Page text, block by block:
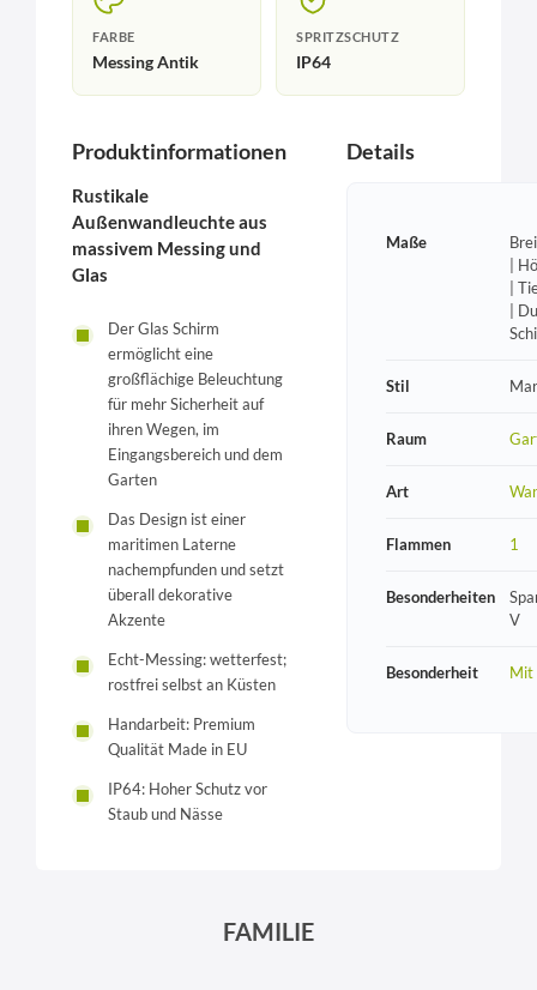
FARBE
Messing Antik
SPRITZSCHUTZ
IP64
Produktinformationen
Rustikale
Außenwandleuchte aus
massivem Messing und
Glas
Der Glas Schirm
ermöglicht eine
großflächige Beleuchtung
für mehr Sicherheit auf
ihren Wegen, im
Eingangsbereich und dem
Garten
Das Design ist einer
maritimen Laterne
nachempfunden und setzt
überall dekorative
Akzente
Echt-Messing: wetterfest;
rostfrei selbst an Küsten
Handarbeit: Premium
Qualität Made in EU
IP64: Hoher Schutz vor
Staub und Nässe
Details
Maße
|
|
|
Stil
Raum
Art
Flammen 1
Besonderheiten
V
Besonderheit Mit
FAMILIE